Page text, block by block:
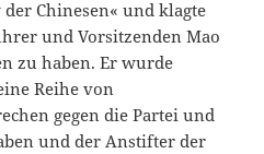
Chinesen« und klagte
und Vorsitzenden Mao
zu haben. Er wurde
Reihe von
gegen die Partei und
und der Anstifter der